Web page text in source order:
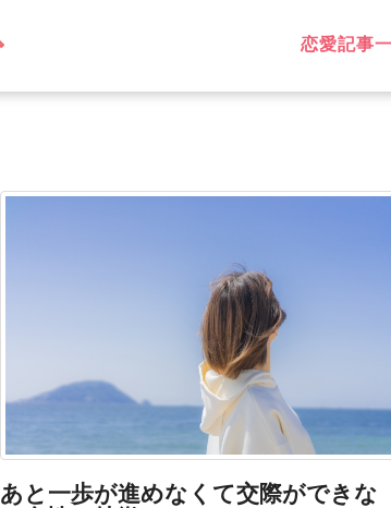
恋愛記事
LOVE
不倫
無料相談
片思い
復縁
失恋
浮気
遠距離恋
略奪愛
ソウルメ
スピリチ
恋に効く
笑えるネ
子持ち
出会い
デート・
同性愛
結婚
男性心理
恋愛ウォ
ハッピー
ヘルシー
LGBT
あと一歩が進めなくて交際ができな